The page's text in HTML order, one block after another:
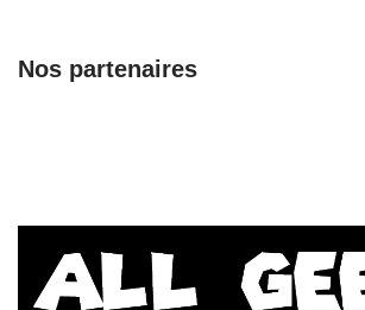
Nos partenaires